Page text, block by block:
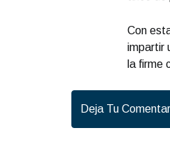
Con
impartir
la firme
Deja Tu